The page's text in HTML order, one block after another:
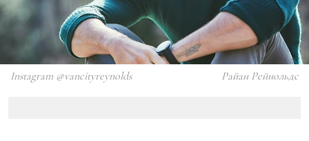
Instagram @vancityreynolds Райан Рейнольдс